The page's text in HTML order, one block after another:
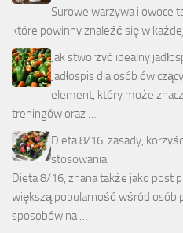
Surowe warzywa i owoce
które powinny znaleźć się w
Jak stworzyć idealny
Jadłospis dla osób
element, który może
treningów oraz …
Dieta 8/16: zasady,
stosowania
Dieta 8/16, znana także jako post
większą popularność wśród osób
sposobów na …